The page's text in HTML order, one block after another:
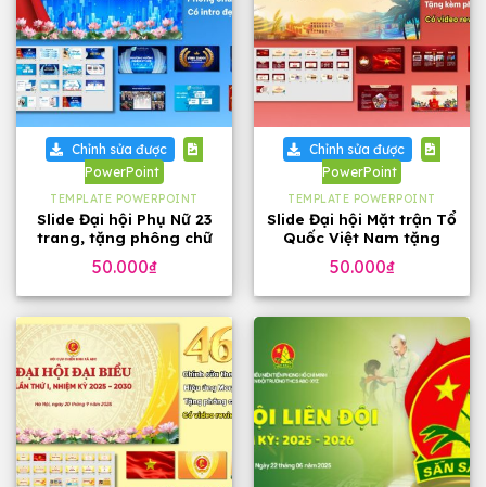
Chỉnh sửa được
PowerPoint
TEMPLATE POWERPOINT
Slide Đại hội Phụ Nữ 23
trang, tặng phông chữ
50.000₫
Chỉnh sửa được
PowerPoint
TEMPLATE POWERPOINT
Slide Đại hội Mặt trận Tổ
Quốc Việt Nam tặng
50.000₫